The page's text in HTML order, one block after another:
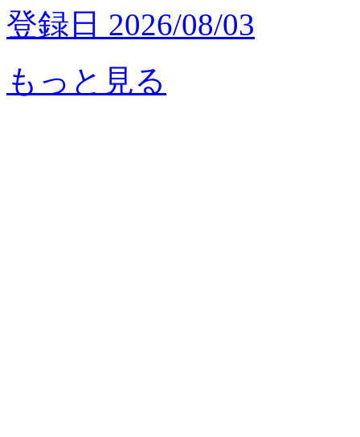
登録日 2026/08/03
もっと見る